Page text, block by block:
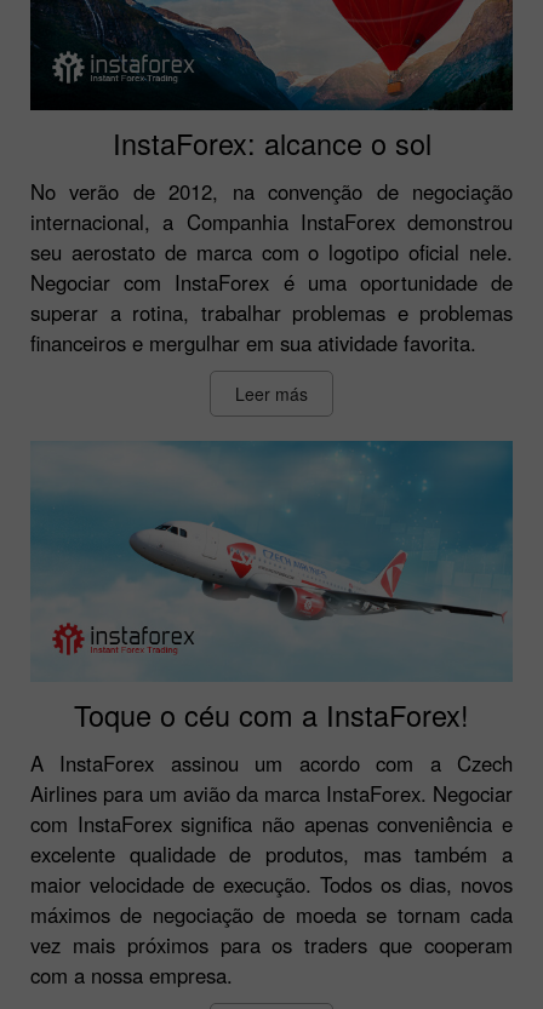
InstaForex: alcance o sol
No verão de 2012, na convenção de negociação
internacional, a Companhia InstaForex demonstrou
seu aerostato de marca com o logotipo oficial nele.
Negociar com InstaForex é uma oportunidade de
superar a rotina, trabalhar problemas e problemas
financeiros e mergulhar em sua atividade favorita.
Leer más
Toque o céu com a InstaForex!
A InstaForex assinou um acordo com a Czech
Airlines para um avião da marca InstaForex. Negociar
com InstaForex significa não apenas conveniência e
excelente qualidade de produtos, mas também a
maior velocidade de execução. Todos os dias, novos
máximos de negociação de moeda se tornam cada
vez mais próximos para os traders que cooperam
com a nossa empresa.